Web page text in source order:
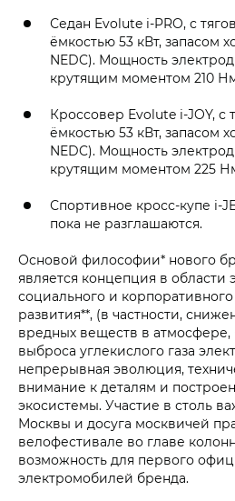
Седан Evolute i‑PRO, с
ёмкостью 53 кВт, запасом
NEDC). Мощность
крутящим моментом 210
Кроссовер Evolute i‑JOY, с
ёмкостью 53 кВт, запасом
NEDC). Мощность
крутящим моментом 225
Спортивное кросс-купе
пока не разглашаются.
Основой философии* нового
является концепция в области
социального и
развития**, (в частности,
вредных веществ в атмосфере,
выброса углекислого газа
непрерывная эволюция,
внимание к деталям и
экосистемы. Участие в столь
Москвы и досуга москвичей
велофестивале во главе
возможность для первого
электромобилей бренда.